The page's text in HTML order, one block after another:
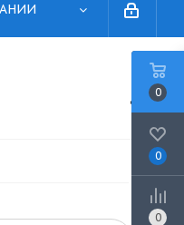
0
0
0